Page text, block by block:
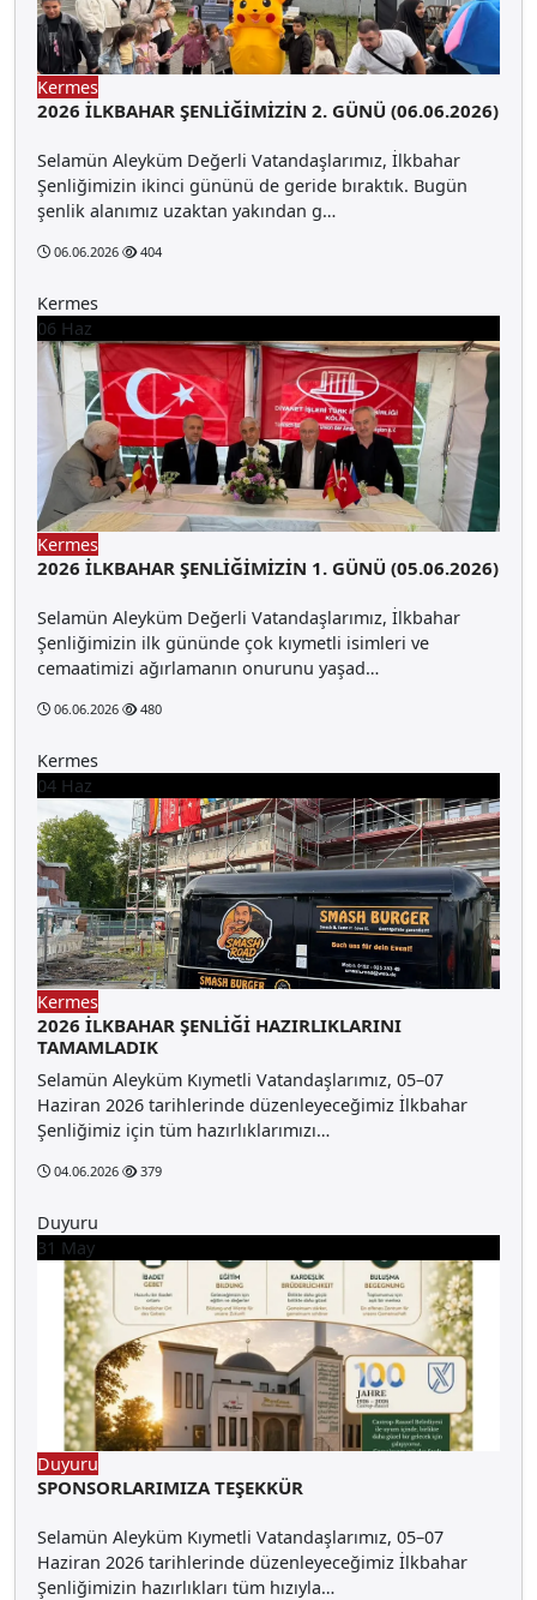
Kermes
2026 İLKBAHAR ŞENLİĞİMİZİN 2. GÜNÜ (06.06.2026)
Selamün Aleyküm Değerli Vatandaşlarımız, İlkbahar
Şenliğimizin ikinci gününü de geride bıraktık. Bugün
şenlik alanımız uzaktan yakından g…
06.06.2026 404
Kermes
06 Haz
Kermes
2026 İLKBAHAR ŞENLİĞİMİZİN 1. GÜNÜ (05.06.2026)
Selamün Aleyküm Değerli Vatandaşlarımız, İlkbahar
Şenliğimizin ilk gününde çok kıymetli isimleri ve
cemaatimizi ağırlamanın onurunu yaşad…
06.06.2026 480
Kermes
04 Haz
Kermes
2026 İLKBAHAR ŞENLİĞİ HAZIRLIKLARINI
TAMAMLADIK
Selamün Aleyküm Kıymetli Vatandaşlarımız, 05–07
Haziran 2026 tarihlerinde düzenleyeceğimiz İlkbahar
Şenliğimiz için tüm hazırlıklarımızı…
04.06.2026 379
Duyuru
31 May
Duyuru
SPONSORLARIMIZA TEŞEKKÜR
Selamün Aleyküm Kıymetli Vatandaşlarımız, 05–07
Haziran 2026 tarihlerinde düzenleyeceğimiz İlkbahar
Şenliğimizin hazırlıkları tüm hızıyla…